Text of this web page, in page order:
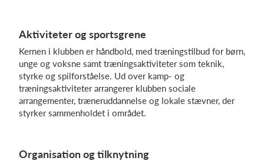
Aktiviteter og sportsgrene
Kernen i klubben er håndbold, med træningstilbud for børn,
unge og voksne samt træningsaktiviteter som teknik,
styrke og spilforståelse. Ud over kamp- og
træningsaktiviteter arrangerer klubben sociale
arrangementer, træneruddannelse og lokale stævner, der
styrker sammenholdet i området.
Organisation og tilknytning